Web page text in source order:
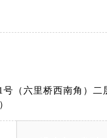
（六里桥西南角）